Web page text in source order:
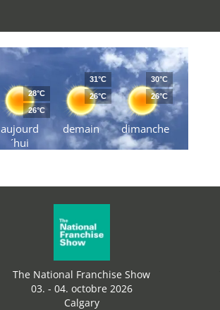
aujourd
´hui
28°C
26°C
demain
31°C
26°C
dimanche
30°C
26°C
The National Franchise Show
03. - 04. octobre 2026
Calgary